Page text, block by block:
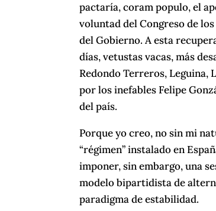
pactaría, coram populo, el
voluntad del Congreso de
del Gobierno. A esta
días, vetustas vacas, más
Redondo Terreros, Leguina,
por los inefables Felipe
del país.
Porque yo creo, no sin mi
“régimen” instalado en
imponer, sin embargo, una
modelo bipartidista de
paradigma de estabilidad.